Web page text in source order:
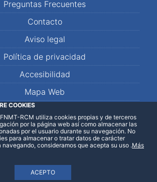
Preguntas Frecuentes
Contacto
Aviso legal
Política de privacidad
Accesibilidad
Mapa Web
WhatsApp
COOKIES
RCM utiliza cookies propias y de terceros
por la página web así como almacenar las
por el usuario durante su navegación. No
para almacenar o tratar datos de carácter
navegando, consideramos que acepta su uso
ACEPTO
.Más